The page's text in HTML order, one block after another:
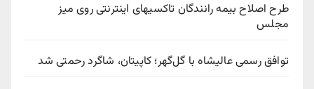
طرح اصلاح بیمه رانندگان تاکسیهای اینترنتی روی میز
مجلس
توافق رسمی عالیشاه با گل‌گهر؛ کاپیتان، شاگرد رحمتی شد